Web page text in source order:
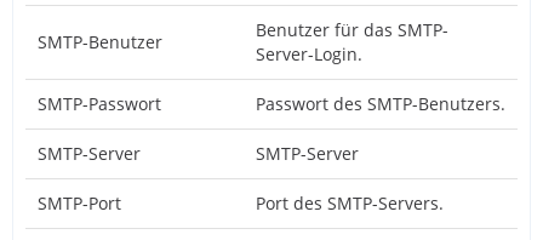
SMTP-Benutzer
Benutzer für das SMTP-
Server-Login.
SMTP-Passwort Passwort des SMTP-Benutzers.
SMTP-Server SMTP-Server
SMTP-Port Port des SMTP-Servers.